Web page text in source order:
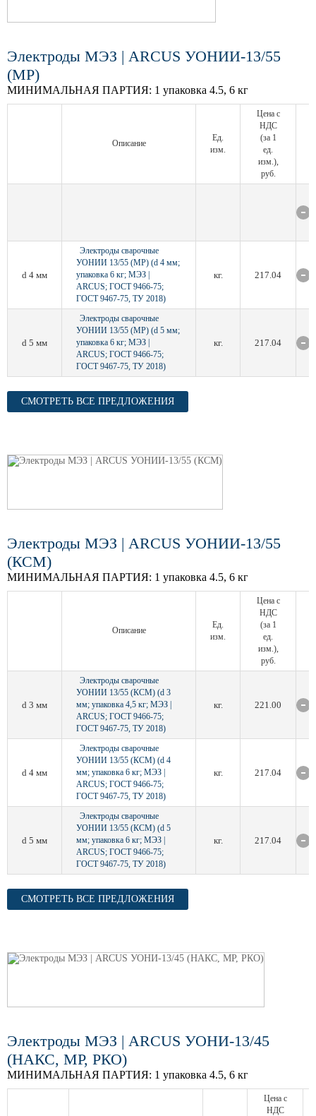
Электроды МЭЗ | ARCUS УОНИИ-13/55
(МР)
МИНИМАЛЬНАЯ ПАРТИЯ: 1 упаковка 4.5, 6 кг
Описание
Ед.
изм.
Цена с
НДС
(за 1
ед.
изм.),
руб.
d 4 мм
Электроды сварочные
УОНИИ 13/55 (МР) (d 4 мм;
упаковка 6 кг; МЭЗ |
ARCUS; ГОСТ 9466-75;
ГОСТ 9467-75, ТУ 2018)
кг. 217.04
d 5 мм
Электроды сварочные
УОНИИ 13/55 (МР) (d 5 мм;
упаковка 6 кг; МЭЗ |
ARCUS; ГОСТ 9466-75;
ГОСТ 9467-75, ТУ 2018)
кг. 217.04
СМОТРЕТЬ ВСЕ ПРЕДЛОЖЕНИЯ
Электроды МЭЗ | ARCUS УОНИИ-13/55
(КСМ)
МИНИМАЛЬНАЯ ПАРТИЯ: 1 упаковка 4.5, 6 кг
Описание
Ед.
изм.
Цена с
НДС
(за 1
ед.
изм.),
руб.
d 3 мм
Электроды сварочные
УОНИИ 13/55 (КСМ) (d 3
мм; упаковка 4,5 кг; МЭЗ |
ARCUS; ГОСТ 9466-75;
ГОСТ 9467-75, ТУ 2018)
кг. 221.00
d 4 мм
Электроды сварочные
УОНИИ 13/55 (КСМ) (d 4
мм; упаковка 6 кг; МЭЗ |
ARCUS; ГОСТ 9466-75;
ГОСТ 9467-75, ТУ 2018)
кг. 217.04
d 5 мм
Электроды сварочные
УОНИИ 13/55 (КСМ) (d 5
мм; упаковка 6 кг; МЭЗ |
ARCUS; ГОСТ 9466-75;
ГОСТ 9467-75, ТУ 2018)
кг. 217.04
СМОТРЕТЬ ВСЕ ПРЕДЛОЖЕНИЯ
Электроды МЭЗ | ARCUS УОНИ-13/45
(НАКС, МР, РКО)
МИНИМАЛЬНАЯ ПАРТИЯ: 1 упаковка 4.5, 6 кг
Цена с
НДС